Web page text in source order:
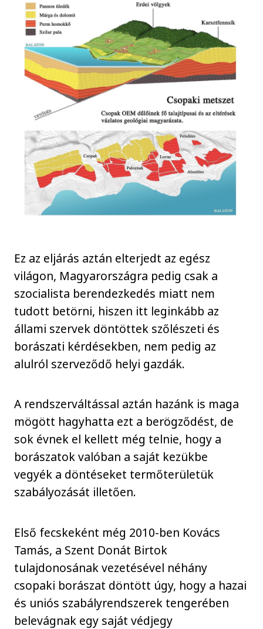
Ez az eljárás aztán elterjedt az egész
világon, Magyarországra pedig csak a
szocialista berendezkedés miatt nem
tudott betörni, hiszen itt leginkább az
állami szervek döntöttek szőlészeti és
borászati kérdésekben, nem pedig az
alulról szerveződő helyi gazdák.
A rendszerváltással aztán hazánk is maga
mögött hagyhatta ezt a berögződést, de
sok évnek el kellett még telnie, hogy a
borászatok valóban a saját kezükbe
vegyék a döntéseket termőterületük
szabályozását illetően.
Első fecskeként még 2010-ben Kovács
Tamás, a Szent Donát Birtok
tulajdonosának vezetésével néhány
csopaki borászat döntött úgy, hogy a hazai
és uniós szabályrendszerek tengerében
belevágnak egy saját védjegy